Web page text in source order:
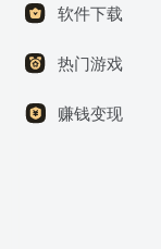
软件下载
热门游戏
赚钱变现